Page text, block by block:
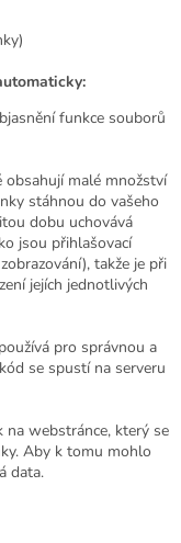
funkce souborů
malé množství
stáhnou do vašeho
dobu uchovává
jsou přihlašovací
takže je při
jejích jednotlivých
pro správnou a
se spustí na serveru
na webstránce, který se
Aby k tomu mohlo
data.